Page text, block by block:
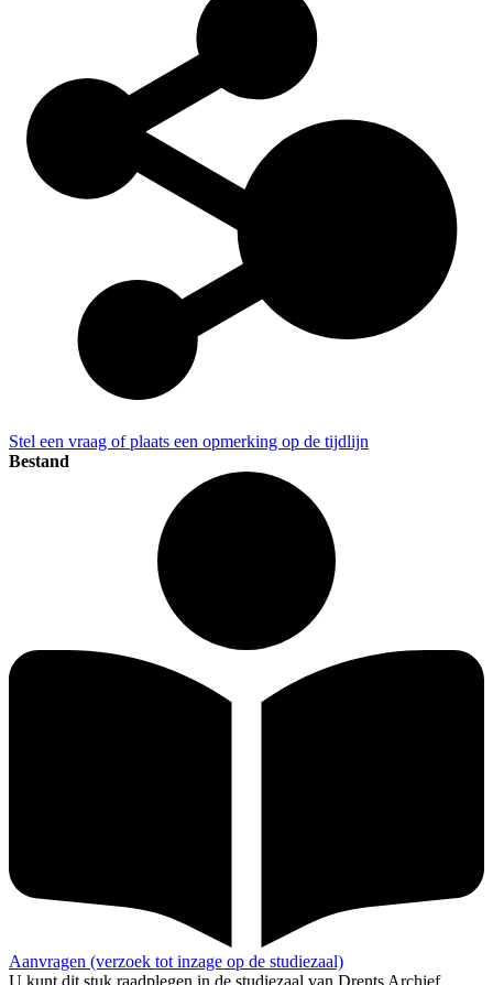
Stel een vraag of plaats een opmerking op de tijdlijn
Bestand
Aanvragen (verzoek tot inzage op de studiezaal)